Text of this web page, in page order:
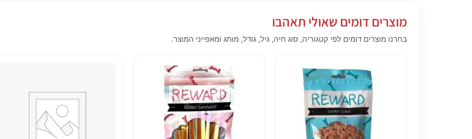
מוצרים דומים שאולי תאהבו
בחרנו מוצרים דומים לפי קטגוריה, סוג חיה, גיל, גודל, מותג ומאפייני המוצר.